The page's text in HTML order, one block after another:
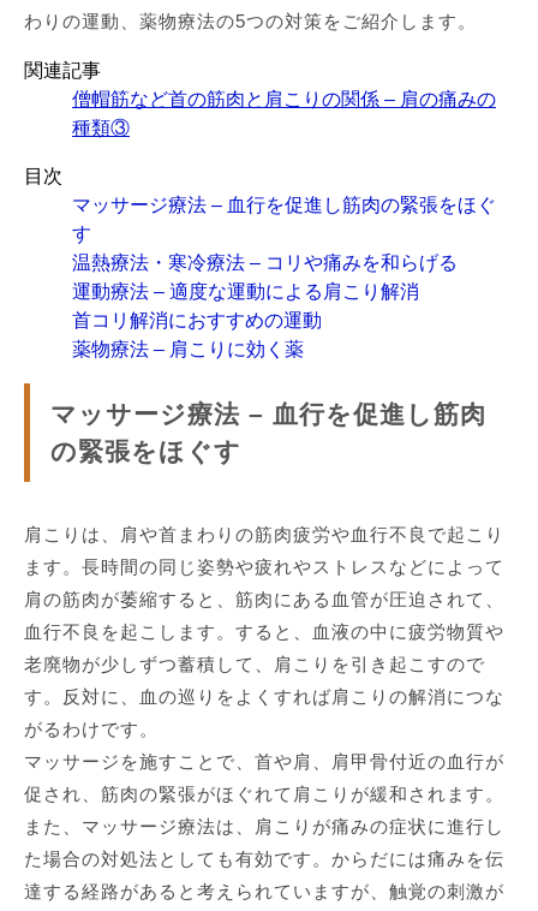
わりの運動、薬物療法の5つの対策をご紹介します。
関連記事
僧帽筋など首の筋肉と肩こりの関係 – 肩の痛みの
種類③
目次
マッサージ療法 – 血行を促進し筋肉の緊張をほぐ
す
温熱療法・寒冷療法 – コリや痛みを和らげる
運動療法 – 適度な運動による肩こり解消
首コリ解消におすすめの運動
薬物療法 – 肩こりに効く薬
マッサージ療法 – 血行を促進し筋肉
の緊張をほぐす
肩こりは、肩や首まわりの筋肉疲労や血行不良で起こり
ます。長時間の同じ姿勢や疲れやストレスなどによって
肩の筋肉が萎縮すると、筋肉にある血管が圧迫されて、
血行不良を起こします。すると、血液の中に疲労物質や
老廃物が少しずつ蓄積して、肩こりを引き起こすので
す。反対に、血の巡りをよくすれば肩こりの解消につな
がるわけです。
マッサージを施すことで、首や肩、肩甲骨付近の血行が
促され、筋肉の緊張がほぐれて肩こりが緩和されます。
また、マッサージ療法は、肩こりが痛みの症状に進行し
た場合の対処法としても有効です。からだには痛みを伝
達する経路があると考えられていますが、触覚の刺激が